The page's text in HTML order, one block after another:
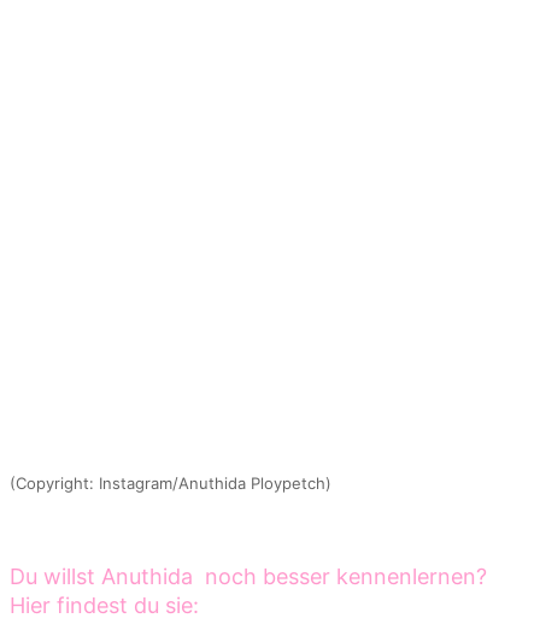
(Copyright: Instagram/Anuthida Ploypetch)
Du willst Anuthida noch besser kennenlernen?
Hier findest du sie: